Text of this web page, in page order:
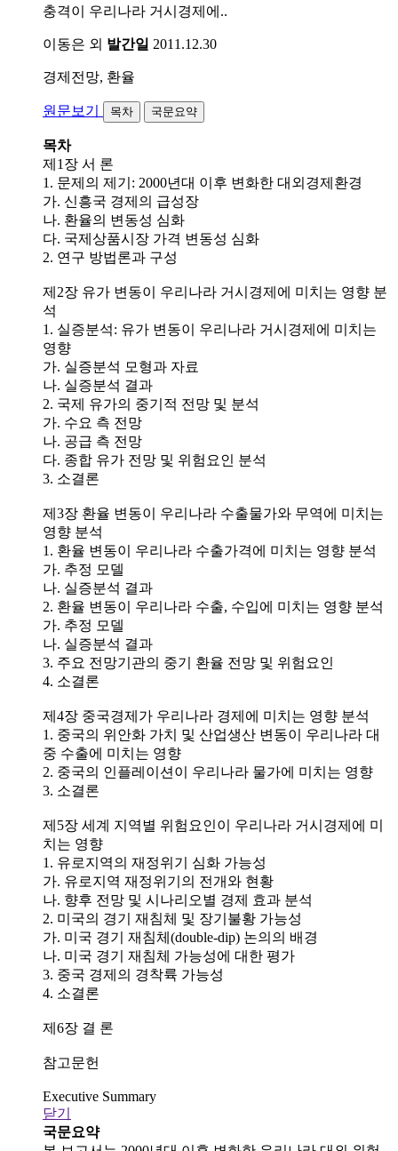
충격이 우리나라 거시경제에..
이동은 외 발간일 2011.12.30
경제전망, 환율
원문보기 목차 국문요약
목차
제1장 서 론
1. 문제의 제기: 2000년대 이후 변화한 대외경제환경
가. 신흥국 경제의 급성장
나. 환율의 변동성 심화
다. 국제상품시장 가격 변동성 심화
2. 연구 방법론과 구성
제2장 유가 변동이 우리나라 거시경제에 미치는 영향 분
석
1. 실증분석: 유가 변동이 우리나라 거시경제에 미치는
영향
가. 실증분석 모형과 자료
나. 실증분석 결과
2. 국제 유가의 중기적 전망 및 분석
가. 수요 측 전망
나. 공급 측 전망
다. 종합 유가 전망 및 위험요인 분석
3. 소결론
제3장 환율 변동이 우리나라 수출물가와 무역에 미치는
영향 분석
1. 환율 변동이 우리나라 수출가격에 미치는 영향 분석
가. 추정 모델
나. 실증분석 결과
2. 환율 변동이 우리나라 수출, 수입에 미치는 영향 분석
가. 추정 모델
나. 실증분석 결과
3. 주요 전망기관의 중기 환율 전망 및 위험요인
4. 소결론
제4장 중국경제가 우리나라 경제에 미치는 영향 분석
1. 중국의 위안화 가치 및 산업생산 변동이 우리나라 대
중 수출에 미치는 영향
2. 중국의 인플레이션이 우리나라 물가에 미치는 영향
3. 소결론
제5장 세계 지역별 위험요인이 우리나라 거시경제에 미
치는 영향
1. 유로지역의 재정위기 심화 가능성
가. 유로지역 재정위기의 전개와 현황
나. 향후 전망 및 시나리오별 경제 효과 분석
2. 미국의 경기 재침체 및 장기불황 가능성
가. 미국 경기 재침체(double-dip) 논의의 배경
나. 미국 경기 재침체 가능성에 대한 평가
3. 중국 경제의 경착륙 가능성
4. 소결론
제6장 결 론
참고문헌
Executive Summary
닫기
국문요약